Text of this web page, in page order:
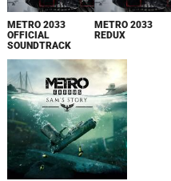
METRO 2033
OFFICIAL
SOUNDTRACK
METRO 2033
REDUX